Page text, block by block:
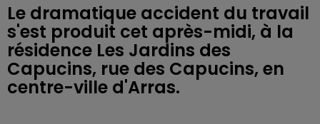
Le dramatique accident du travail
s'est produit cet après-midi, à la
résidence Les Jardins des
Capucins, rue des Capucins, en
centre-ville d'Arras.